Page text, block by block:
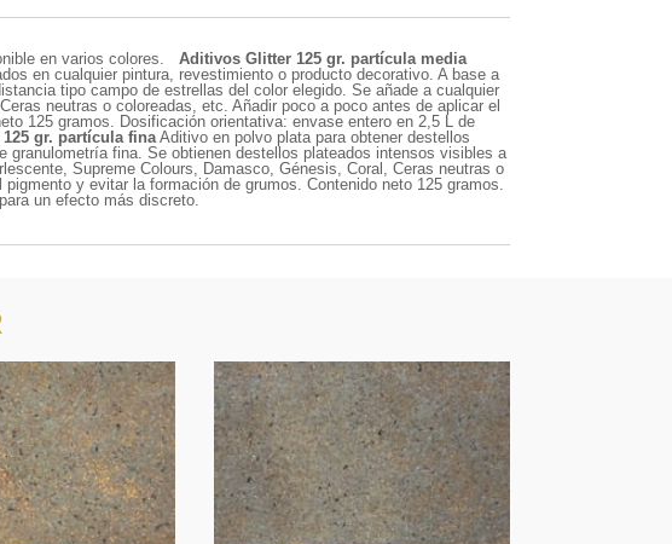
en varios colores.Aditivos Glitter 125 gr. partícula media
en cualquier pintura, revestimiento o producto decorativo. A base a
tipo campo de estrellas del color elegido. Se añade a cualquier
neutras o coloreadas, etc. Añadir poco a poco antes de aplicar el
125 gramos. Dosificación orientativa: envase entero en 2,5 L de
gr. partícula finaAditivo en polvo plata para obtener destellos
granulometría fina. Se obtienen destellos plateados intensos visibles a
Supreme Colours, Damasco, Génesis, Coral, Ceras neutras o
y evitar la formación de grumos. Contenido neto 125 gramos.
un efecto más discreto.